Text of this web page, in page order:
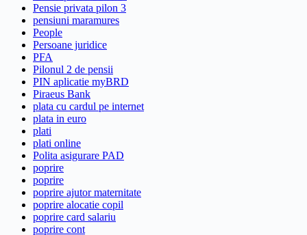
Pensie privata pilon 3
pensiuni maramures
People
Persoane juridice
PFA
Pilonul 2 de pensii
PIN aplicatie myBRD
Piraeus Bank
plata cu cardul pe internet
plata in euro
plati
plati online
Polita asigurare PAD
poprire
poprire
poprire ajutor maternitate
poprire alocatie copil
poprire card salariu
poprire cont